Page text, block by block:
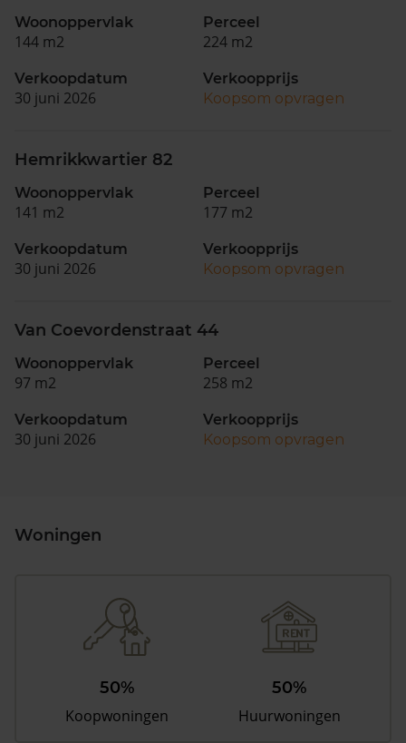
Woonoppervlak
144 m2
Perceel
224 m2
Verkoopdatum
30 juni 2026
Verkoopprijs
Koopsom opvragen
Hemrikkwartier 82
Woonoppervlak
141 m2
Perceel
177 m2
Verkoopdatum
30 juni 2026
Verkoopprijs
Koopsom opvragen
Van Coevordenstraat 44
Woonoppervlak
97 m2
Perceel
258 m2
Verkoopdatum
30 juni 2026
Verkoopprijs
Koopsom opvragen
Woningen
50%
Koopwoningen
50%
Huurwoningen